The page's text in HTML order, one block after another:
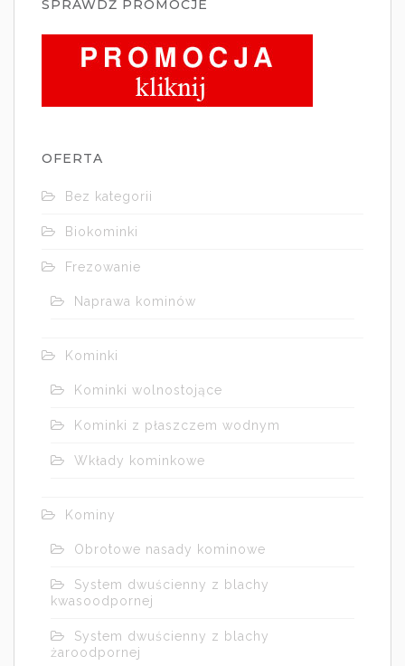
SPRAWDŻ PROMOCJE
OFERTA
Bez kategorii
Biokominki
Frezowanie
Naprawa kominów
Kominki
Kominki wolnostojące
Kominki z płaszczem wodnym
Wkłady kominkowe
Kominy
Obrotowe nasady kominowe
System dwuścienny z blachy
kwasoodpornej
System dwuścienny z blachy
żaroodpornej